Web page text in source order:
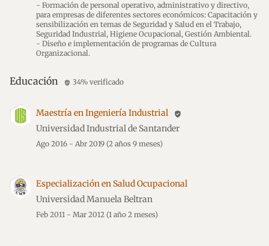
- Formación de personal operativo, administrativo y directivo,
para empresas de diferentes sectores económicos: Capacitación y
sensibilización en temas de Seguridad y Salud en el Trabajo,
Seguridad Industrial, Higiene Ocupacional, Gestión Ambiental.
- Diseño e implementación de programas de Cultura
Organizacional.
Educación verified_user 34% verificado
Maestría en Ingeniería Industrial verified_user
Universidad Industrial de Santander
Ago 2016 - Abr 2019 (2 años 9 meses)
Especialización en Salud Ocupacional
Universidad Manuela Beltran
Feb 2011 - Mar 2012 (1 año 2 meses)